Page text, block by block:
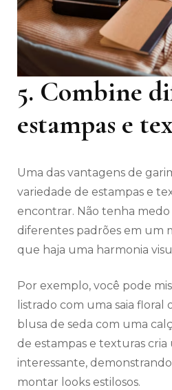
5. Combine
estampas e
Uma das vantagens de
variedade de estampas e
encontrar. Não tenha
diferentes padrões em um
que haja uma harmonia
Por exemplo, você pode
listrado com uma saia
blusa de seda com uma
de estampas e texturas
interessante,
montar looks estilosos.